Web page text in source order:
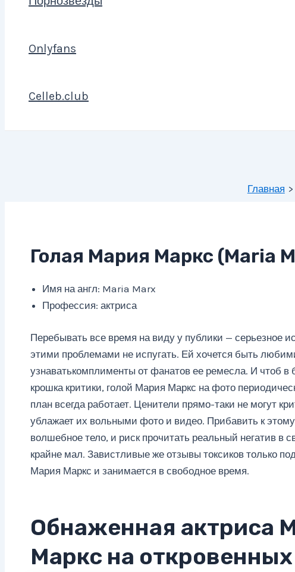
Onlyfans
Celleb.club
Главная
Голая Мария Маркс (Maria
Имя на англ: Maria Marx
Профессия: актриса
Перебывать все время на виду у публики — серьезное
этими проблемами не испугать. Ей хочется быть
узнаватькомплименты от фанатов ее ремесла. И чтоб в
крошка критики, голой Мария Маркс на фото
план всегда работает. Ценители прямо-таки не могут
ублажает их вольными фото и видео. Прибавить к
волшебное тело, и риск прочитать реальный негатив в
крайне мал. Завистливые же отзывы токсиков только
Мария Маркс и занимается в свободное время.
Обнаженная актриса
Маркс на